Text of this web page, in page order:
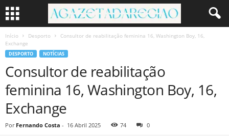
Início Desporto
Consultor de reabilitação feminina 16, Washington Boy, 16,
Exchange
DESPORTO NOTÍCIAS
Consultor de reabilitação
feminina 16, Washington Boy, 16,
Exchange
Por Fernando Costa - 16 Abril 2025 74 0